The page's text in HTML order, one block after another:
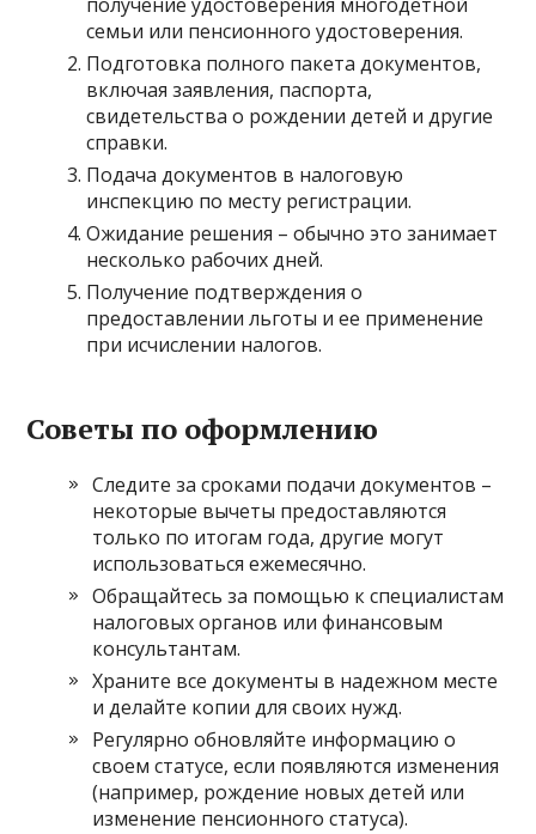
семьи или пенсионного удостоверения.
Подготовка полного пакета документов,
включая заявления, паспорта,
свидетельства о рождении детей и другие
справки.
Подача документов в налоговую
инспекцию по месту регистрации.
Ожидание решения – обычно это занимает
несколько рабочих дней.
Получение подтверждения о
предоставлении льготы и ее применение
при исчислении налогов.
Советы по оформлению
Следите за сроками подачи документов –
некоторые вычеты предоставляются
только по итогам года, другие могут
использоваться ежемесячно.
Обращайтесь за помощью к специалистам
налоговых органов или финансовым
консультантам.
Храните все документы в надежном месте
и делайте копии для своих нужд.
Регулярно обновляйте информацию о
своем статусе, если появляются изменения
(например, рождение новых детей или
изменение пенсионного статуса).